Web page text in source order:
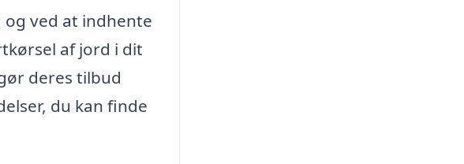
ved at indhente
af jord i dit
deres tilbud
du kan finde